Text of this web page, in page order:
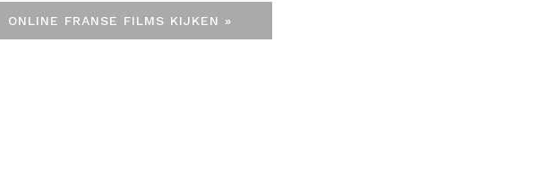
ONLINE FRANSE FILMS KIJKEN »